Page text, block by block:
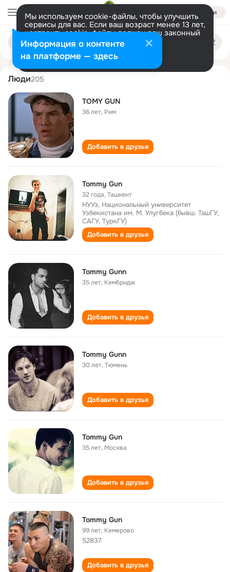
Войти
Мы используем cookie-файлы, чтобы улучшить
сервисы для вас. Если ваш возраст менее 13 лет,
настроить cookie-файлы должен ваш законный
представитель. Больше информации
Разрешить все Настроить
Поиск
людям
tommy gun
Люди205
ТOMY GUN
36 лет, Рим
Добавить в друзья
Tommy Gun
32 года,Ташкент
НУУз, Национальный университет
Узбекистана им. М. Улугбека (бывш. ТашГУ,
САГУ, ТуркГУ)
Добавить в друзья
Tommy Gunn
35 лет, Кембридж
Добавить в друзья
Tommy Gunn
30 лет,Тюмень
Добавить в друзья
Tommy Gun
35 лет, Москва
Добавить в друзья
Tommy Gun
99 лет, Кемерово
52837
Добавить в друзья
Информация о контенте
на платформе — здесь